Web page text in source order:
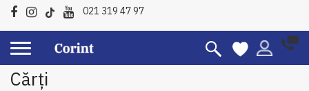
021 319 47 97
Cărți